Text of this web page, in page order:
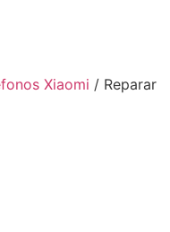
Xiaomi / Reparar